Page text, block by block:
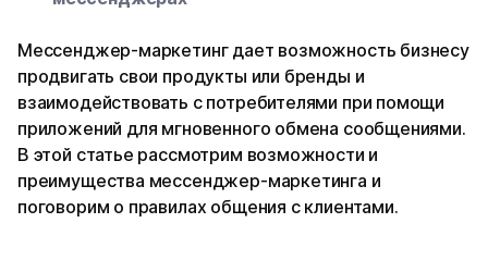
Мессенджер-маркетинг дает возможность бизнесу
продвигать свои продукты или бренды и
взаимодействовать с потребителями при помощи
приложений для мгновенного обмена сообщениями.
В этой статье рассмотрим возможности и
преимущества мессенджер-маркетинга и
поговорим о правилах общения с клиентами.